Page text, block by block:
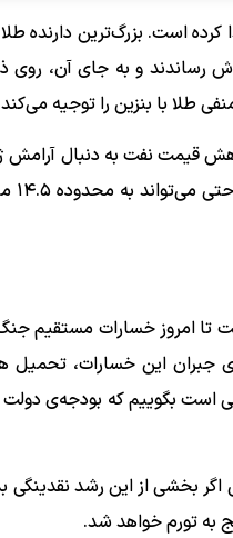
است. بزرگ‌ترین دارنده
رساندند و به جای آن، روی
طلا با بنزین را توجیه
قیمت نفت به دنبال آرامش
جهانی
اگر بخشی از این رشد نقدینگی
به تورم خواهد شد.